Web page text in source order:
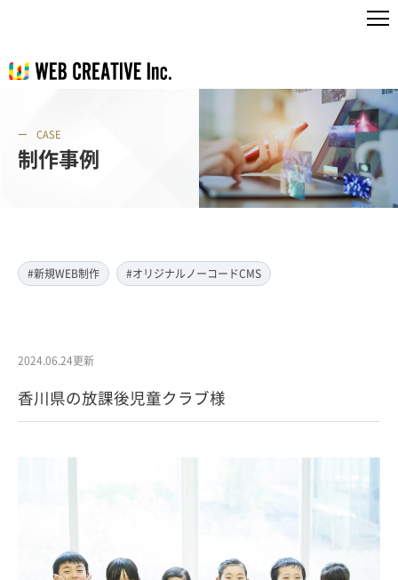
CASE
制作事例
#新規WEB制作 #オリジナルノーコードCMS
2024.06.24更新
香川県の放課後児童クラブ様